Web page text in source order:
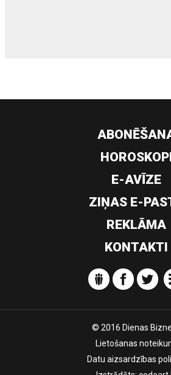
E-AVĪZE
ZIŅAS E-
REKLĀMA
KONTAKTI
© 2016 Dienas
Lietošanas
Datu aizsardzības